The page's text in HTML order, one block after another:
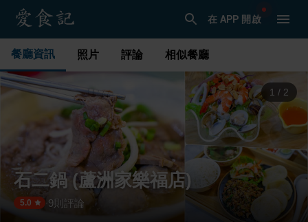
在 APP 開啟
餐廳資訊 照片 評論 相似餐廳
1 / 2
石二鍋 (蘆洲家樂福店)
5.0 9 則評論